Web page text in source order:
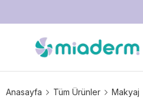
Anasayfa Tüm Ürünler Makyaj